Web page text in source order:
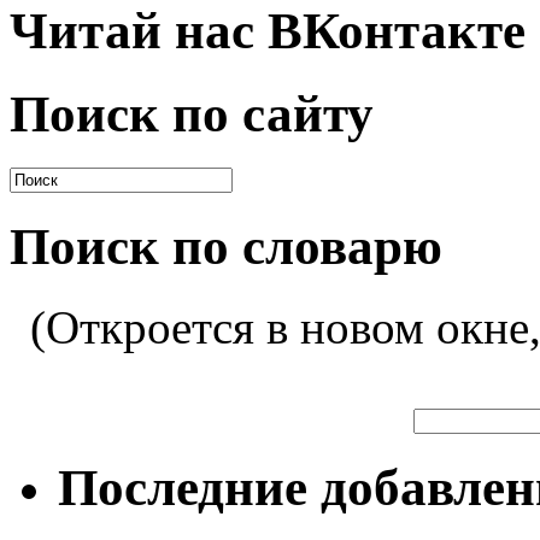
Читай нас ВКонтакте
Поиск по сайту
Поиск по словарю
(Откроется в новом
Последние